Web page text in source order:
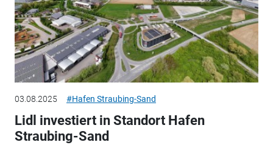
03.08.2025 #Hafen Straubing-Sand
Lidl investiert in Standort Hafen
Straubing-Sand